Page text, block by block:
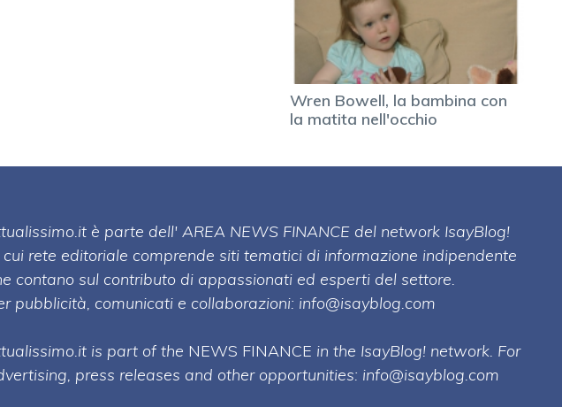
Wren Bowell, la bambina con
la matita nell'occhio
è parte dell' AREA NEWS FINANCE del network IsayBlog!
cui rete editoriale comprende siti tematici di informazione indipendente
contano sul contributo di appassionati ed esperti del settore.
pubblicità, comunicati e collaborazioni: info@isayblog.com
is part of the NEWS FINANCE in the IsayBlog! network. For
press releases and other opportunities: info@isayblog.com